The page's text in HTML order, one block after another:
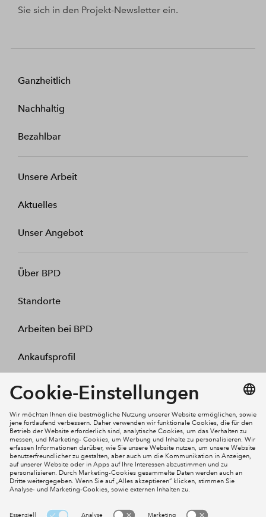
Sie sich in den Projekt-Newsletter ein.
Ganzheitlich
Nachhaltig
Bezahlbar
Unsere Arbeit
Aktuelles
Unser Angebot
Über BPD
Standorte
Arbeiten bei BPD
Ankaufsprofil
Kontakt
Mein Konto
Social Media